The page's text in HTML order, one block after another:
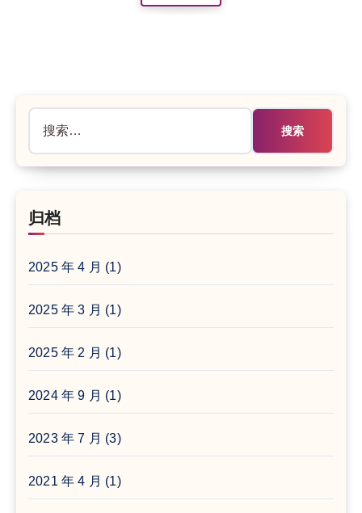
索：
归档
2025 年 4 月 (1)
2025 年 3 月 (1)
2025 年 2 月 (1)
2024 年 9 月 (1)
2023 年 7 月 (3)
2021 年 4 月 (1)